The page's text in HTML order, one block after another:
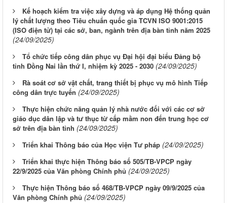
Kế hoạch kiểm tra việc xây dựng và áp dụng Hệ thống quản
lý chất lượng theo Tiêu chuẩn quốc gia TCVN ISO 9001:2015
(ISO điện tử) tại các sở, ban, ngành trên địa bàn tỉnh năm 2025
(24/09/2025)
Tổ chức tiếp công dân phục vụ Đại hội đại biểu Đảng bộ
tỉnh Đồng Nai lần thứ I, nhiệm kỳ 2025 - 2030 (24/09/2025)
Rà soát cơ sở vật chất, trang thiết bị phục vụ mô hình Tiếp
công dân trực tuyến (24/09/2025)
Thực hiện chức năng quản lý nhà nước đối với các cơ sở
giáo dục dân lập và tư thục từ cấp mầm non đến trung học cơ
sở trên địa bàn tỉnh (24/09/2025)
Triển khai Thông báo của Học viện Tư pháp (24/09/2025)
Triển khai thực hiện Thông báo số 505/TB-VPCP ngày
22/9/2025 của Văn phòng Chính phủ (24/09/2025)
Thực hiện Thông báo số 468/TB-VPCP ngày 09/9/2025 của
Văn phòng Chính phủ (24/09/2025)